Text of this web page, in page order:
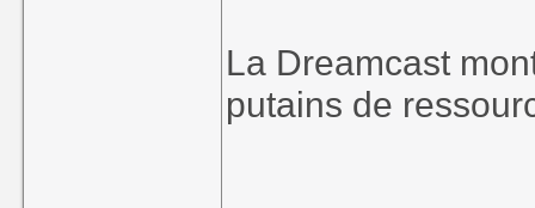
La Dreamcast
putains de